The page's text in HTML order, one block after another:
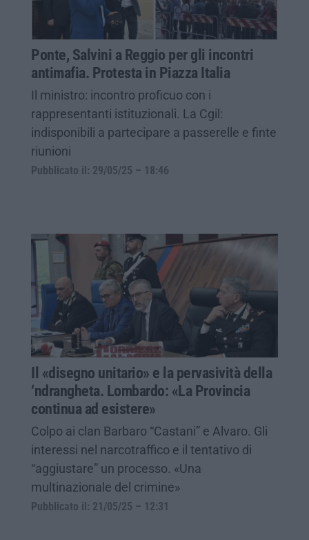
Ponte, Salvini a Reggio per gli incontri
antimafia. Protesta in Piazza Italia
Il ministro: incontro proficuo con i
rappresentanti istituzionali. La Cgil:
indisponibili a partecipare a passerelle e finte
riunioni
Pubblicato il: 29/05/25 – 18:46
Il «disegno unitario» e la pervasività della
‘ndrangheta. Lombardo: «La Provincia
continua ad esistere»
Colpo ai clan Barbaro “Castani” e Alvaro. Gli
interessi nel narcotraffico e il tentativo di
“aggiustare” un processo. «Una
multinazionale del crimine»
Pubblicato il: 21/05/25 – 12:31